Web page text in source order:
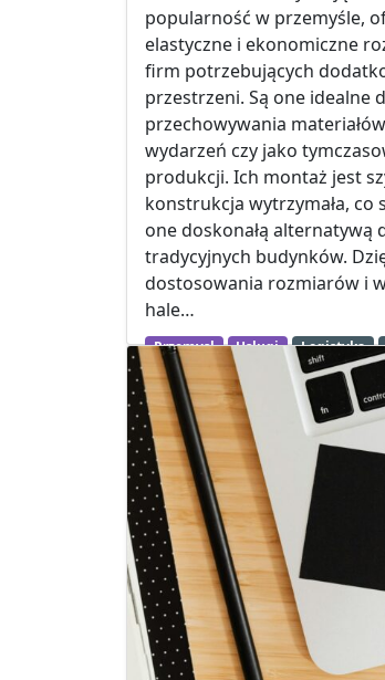
popularność w przemyśle,
elastyczne i ekonomiczne
firm potrzebujących
przestrzeni. Są one idealne
przechowywania
wydarzeń czy jako
produkcji. Ich montaż jest
konstrukcja wytrzymała, co
one doskonałą alternatywą
tradycyjnych budynków.
dostosowania rozmiarów i
hale…
Przemysł Usługi Logistyka
Promocja firmy
Urządzanie